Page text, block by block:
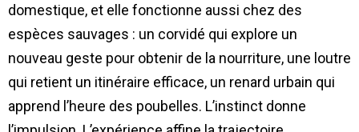
domestique, et elle fonctionne aussi chez des
espèces sauvages : un corvidé qui explore un
nouveau geste pour obtenir de la nourriture, une loutre
qui retient un itinéraire efficace, un renard urbain qui
apprend l’heure des poubelles. L’instinct donne